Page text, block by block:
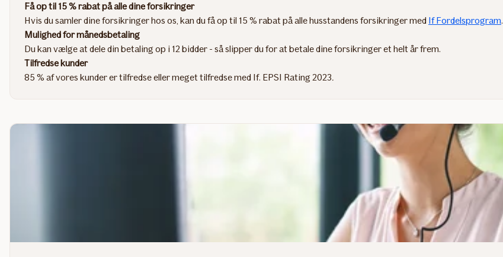
Få op til 15 % rabat på alle dine forsikringer
Hvis du samler dine forsikringer hos os, kan du få op til 15 % rabat på alle husstandens forsikringer med If Fordelsprogram.
Mulighed for månedsbetaling
Du kan vælge at dele din betaling op i 12 bidder - så slipper du for at betale dine forsikringer et helt år frem.
Tilfredse kunder
85 % af vores kunder er tilfredse eller meget tilfredse med If. EPSI Rating 2023.